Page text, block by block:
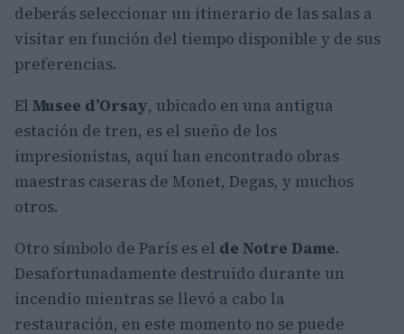
deberás seleccionar un itinerario de las salas a
visitar en función del tiempo disponible y de sus
preferencias.
El Musee d’Orsay, ubicado en una antigua
estación de tren, es el sueño de los
impresionistas, aquí han encontrado obras
maestras caseras de Monet, Degas, y muchos
otros.
Otro símbolo de París es el de Notre Dame.
Desafortunadamente destruido durante un
incendio mientras se llevó a cabo la
restauración, en este momento no se puede